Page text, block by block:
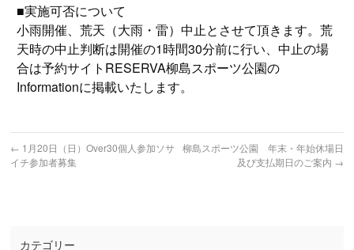
■実施可否について
小雨開催、荒天（大雨・雷）中止とさせて頂きます。荒
天時の中止判断は開催の1時間30分前に行い、中止の場
合は予約サイトRESERVA柳島スポーツ公園の
Informationに掲載いたします。
← 1月20日（日）Over30個人参加ソサ
イチ参加者募集
柳島スポーツ公園 年末・年始休場日
及び支払期日のご案内 →
カテゴリー